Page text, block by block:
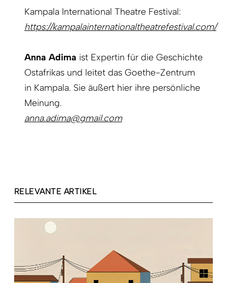
Kampala International Theatre Festival:
https://kampalainternationaltheatrefestival.com/
Anna Adima ist Expertin für die Geschichte
Ostafrikas und leitet das Goethe-Zentrum
in Kampala. Sie äußert hier ihre persönliche
Meinung.
anna.adima@gmail.com
RELEVANTE ARTIKEL